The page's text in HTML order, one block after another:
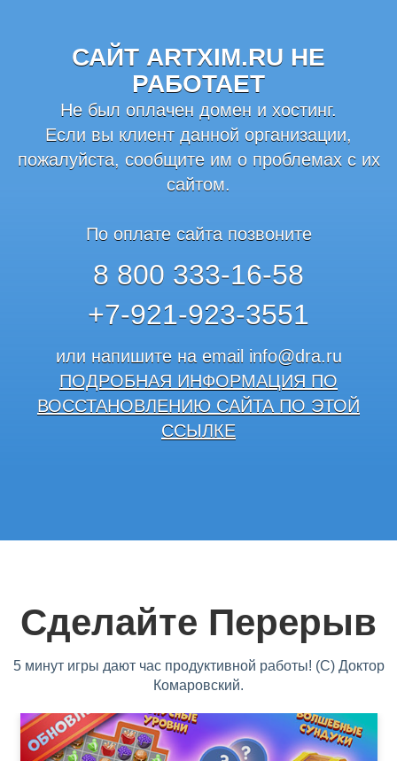
САЙТ ARTXIM.RU НЕ
РАБОТАЕТ
Не был оплачен домен и хостинг.
Если вы клиент данной организации,
пожалуйста, сообщите им о проблемах с их
сайтом.
По оплате сайта позвоните
8 800 333-16-58
+7-921-923-3551
или напишите на email info@dra.ru
ПОДРОБНАЯ ИНФОРМАЦИЯ ПО
ВОССТАНОВЛЕНИЮ САЙТА ПО ЭТОЙ
ССЫЛКЕ
Сделайте Перерыв
5 минут игры дают час продуктивной работы! (С) Доктор
Комаровский.